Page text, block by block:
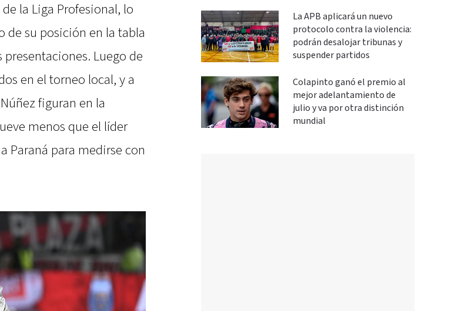
la Liga Profesional, lo
de su posición en la tabla
Luego de
en el torneo local, y a
figuran en la
menos que el líder
Paraná para medirse con
La APB aplicará un nuevo
protocolo contra la violencia:
podrán desalojar tribunas y
suspender partidos
Colapinto ganó el premio al
mejor adelantamiento de
julio y va por otra distinción
mundial